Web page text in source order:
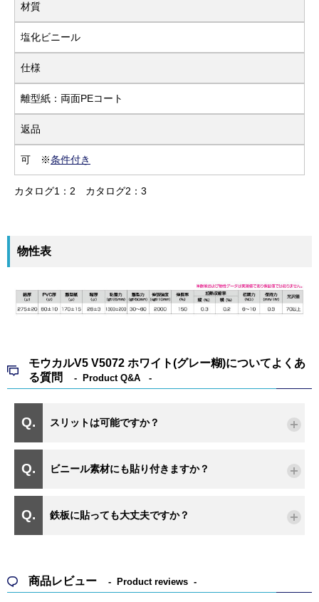
材質
塩化ビニール
仕様
離型紙：両面PEコート
返品
可 ※条件付き
カタログ1：2 カタログ2：3
物性表
モウカルV5 V5072 ホワイト(グレー糊)についてよくあ
る質問
Product Q&A
スリットは可能ですか？
ビニール素材にも貼り付きますか？
鉄板に貼っても大丈夫ですか？
商品レビュー Product reviews